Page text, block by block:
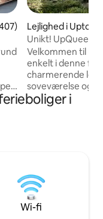
af 5 i gennemsnitlig
Lejlighed i Uptown
Unikt! UpQueen
Velkommen til
enkelt i denne
charmerende
soveværelse og
ligger i hjertet af
North Carolina.
stilfuld bybolig,
en perfekt
raffinement, der
eller fritid.
i
Wi-fi